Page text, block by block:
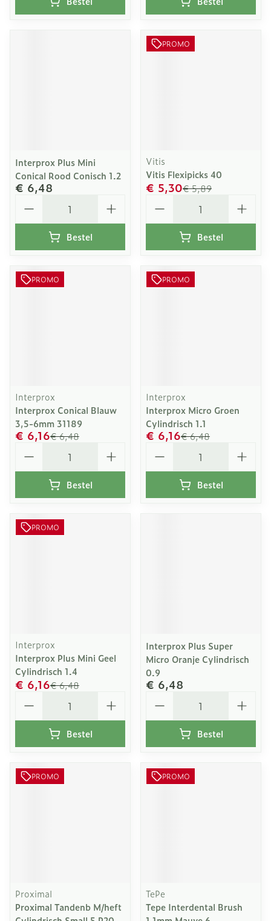
Interprox Plus Mini
Conical Rood Conisch 1.2
€ 6,48
Bestel
PROMO
Vitis
Vitis Flexipicks 40
€ 5,89
€ 5,30
Bestel
PROMO
Interprox
Interprox Conical Blauw
3,5-6mm 31189
€ 6,48
€ 6,16
Bestel
PROMO
Interprox
Interprox Micro Groen
Cylindrisch 1.1
€ 6,48
€ 6,16
Bestel
PROMO
Interprox
Interprox Plus Mini Geel
Cylindrisch 1.4
€ 6,48
€ 6,16
Bestel
Interprox Plus Super
Micro Oranje Cylindrisch
0.9
€ 6,48
Bestel
PROMO
Proximal
Proximal Tandenb M/heft
PROMO
TePe
Tepe Interdental Brush